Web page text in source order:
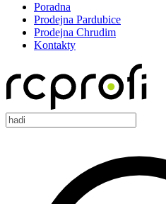
Poradna
Prodejna Pardubice
Prodejna Chrudim
Kontakty